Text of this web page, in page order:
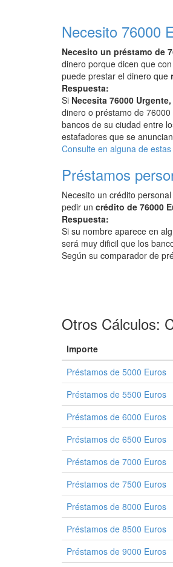
Necesito 76000
Necesito un préstamo de
dinero porque dicen que
puede prestar el dinero que
Respuesta:
Si Necesita 76000 Urgente,
dinero o préstamo de
bancos de su ciudad entre
estafadores que se
Consulte en alguna de
Préstamos
Necesito un crédito
pedir un crédito de 76000
Respuesta:
Si su nombre aparece en
será muy dificil que los
Según su comparador de
Otros Cálculos:
Importe
Préstamos de 5000 Euros
Préstamos de 5500 Euros
Préstamos de 6000 Euros
Préstamos de 6500 Euros
Préstamos de 7000 Euros
Préstamos de 7500 Euros
Préstamos de 8000 Euros
Préstamos de 8500 Euros
Préstamos de 9000 Euros